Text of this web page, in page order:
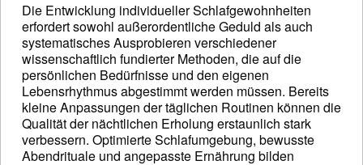
Die Entwicklung individueller Schlafgewohnheiten
erfordert sowohl außerordentliche Geduld als auch
systematisches Ausprobieren verschiedener
wissenschaftlich fundierter Methoden, die auf die
persönlichen Bedürfnisse und den eigenen
Lebensrhythmus abgestimmt werden müssen. Bereits
kleine Anpassungen der täglichen Routinen können die
Qualität der nächtlichen Erholung erstaunlich stark
verbessern. Optimierte Schlafumgebung, bewusste
Abendrituale und angepasste Ernährung bilden